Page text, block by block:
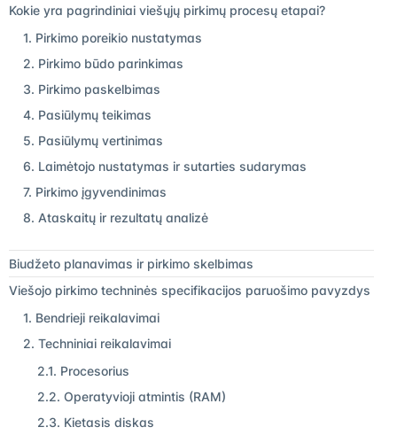
Kokie yra pagrindiniai viešųjų pirkimų procesų etapai?
1. Pirkimo poreikio nustatymas
2. Pirkimo būdo parinkimas
3. Pirkimo paskelbimas
4. Pasiūlymų teikimas
5. Pasiūlymų vertinimas
6. Laimėtojo nustatymas ir sutarties sudarymas
7. Pirkimo įgyvendinimas
8. Ataskaitų ir rezultatų analizė
Biudžeto planavimas ir pirkimo skelbimas
Viešojo pirkimo techninės specifikacijos paruošimo pavyzdys
1. Bendrieji reikalavimai
2. Techniniai reikalavimai
2.1. Procesorius
2.2. Operatyvioji atmintis (RAM)
2.3. Kietasis diskas